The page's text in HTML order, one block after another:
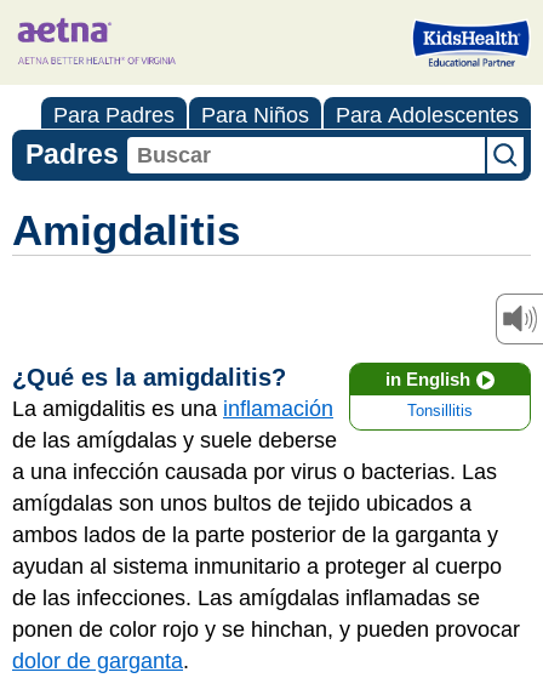
Para Padres Para Niños Para Adolescentes
Padres
Amigdalitis
in English
Tonsillitis
¿Qué es la amigdalitis?
La amigdalitis es una inflamación
de las amígdalas y suele deberse
a una infección causada por virus o bacterias. Las
amígdalas son unos bultos de tejido ubicados a
ambos lados de la parte posterior de la garganta y
ayudan al sistema inmunitario a proteger al cuerpo
de las infecciones. Las amígdalas inflamadas se
ponen de color rojo y se hinchan, y pueden provocar
dolor de garganta.